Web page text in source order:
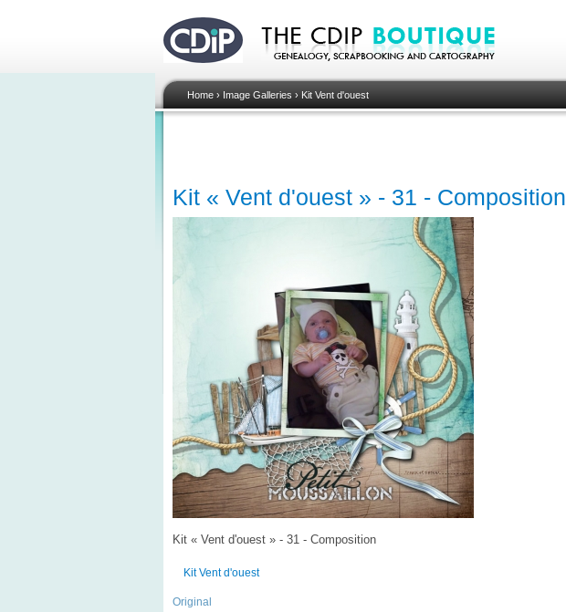
Home› Image Galleries › Kit Vent d'ouest
Kit « Vent d'ouest » - 31 - Composition
Kit « Vent d'ouest » - 31 - Composition
Kit Vent d'ouest
Original